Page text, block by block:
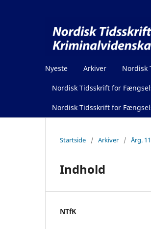
Nyeste Arkiver Nordisk
Nordisk Tidsskrift for
Nordisk Tidsskrift for
Startside / Arkiver / Årg.
Indhold
NTfK